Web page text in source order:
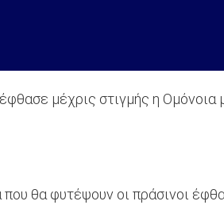
μέχρις στιγμής η
που θα φυτέψουν οι πράσινοι